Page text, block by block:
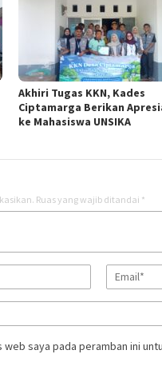
Akhiri Tugas KKN, Kades
Ciptamarga Berikan
ke Mahasiswa UNSIKA
Ruas yang wajib ditandai *
web saya pada peramban ini